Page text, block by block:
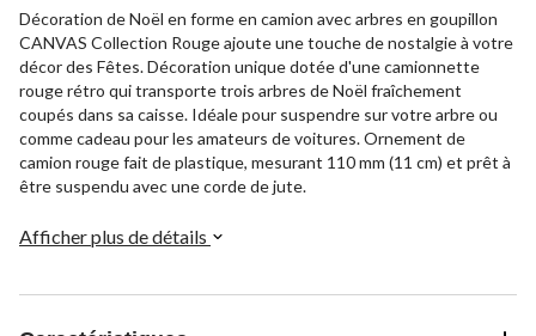
Décoration de Noël en forme en camion avec arbres en goupillon
CANVAS Collection Rouge ajoute une touche de nostalgie à votre
décor des Fêtes. Décoration unique dotée d'une camionnette
rouge rétro qui transporte trois arbres de Noël fraîchement
coupés dans sa caisse. Idéale pour suspendre sur votre arbre ou
comme cadeau pour les amateurs de voitures. Ornement de
camion rouge fait de plastique, mesurant 110 mm (11 cm) et prêt à
être suspendu avec une corde de jute.
Afficher plus de détails